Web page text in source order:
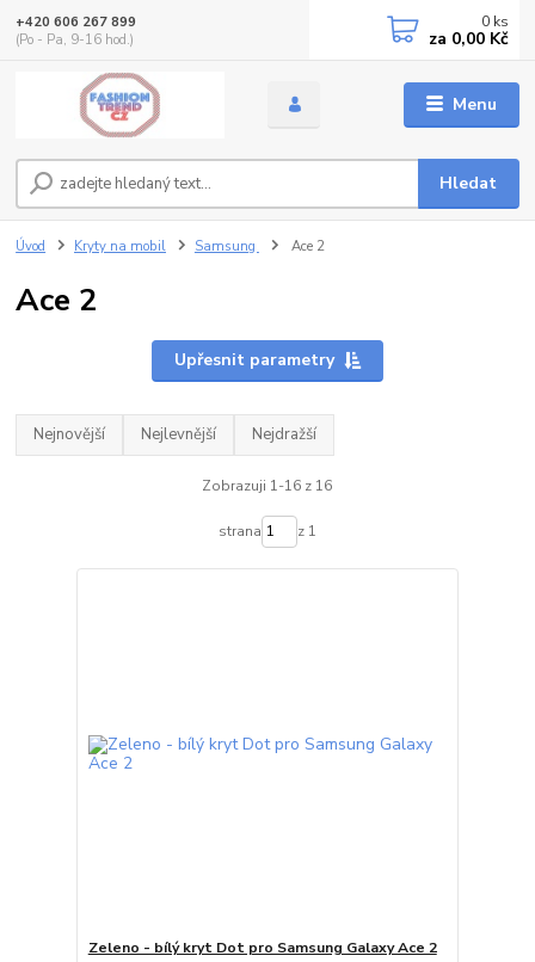
Menu
Hledat
+420 606 267 899
(Po - Pa, 9-16 hod.)
0 ks
za 0,00 Kč
Úvod Kryty na mobil Samsung Ace 2
Ace 2
Upřesnit parametry
Nejnovější Nejlevnější Nejdražší
Zobrazuji 1-16 z 16
strana z 1
Zeleno - bílý kryt Dot pro Samsung Galaxy Ace 2